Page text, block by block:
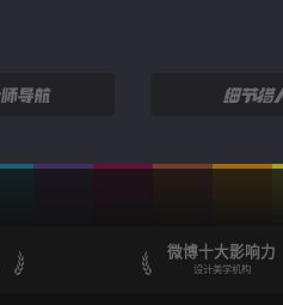
微博十大影响力
设计美学机构